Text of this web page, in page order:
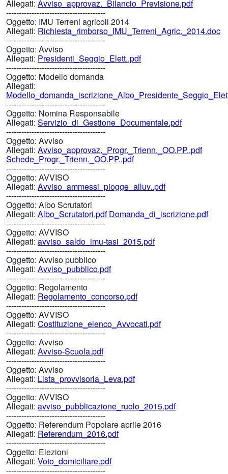
Allegati: Avviso_approvaz._Bilancio_Previsione.pdf
---------------------------------------
Oggetto: IMU Terreni agricoli 2014
Allegati: Richiesta_rimborso_IMU_Terreni_Agric._2014.doc
---------------------------------------
Oggetto: Avviso
Allegati: Presidenti_Seggio_Elett..pdf
---------------------------------------
Oggetto: Modello domanda
Allegati:
---------------------------------------
Oggetto: Nomina Responsabile
Allegati: Servizio_di_Gestione_Documentale.pdf
---------------------------------------
Oggetto: Avviso
Allegati: Avviso_approvaz._Progr._Trienn._OO.PP..pdf
Schede_Progr._Trienn._OO.PP..pdf
---------------------------------------
Oggetto: AVVISO
Allegati: Avviso_ammessi_piogge_alluv..pdf
---------------------------------------
Oggetto: Albo Scrutatori
Allegati: Albo_Scrutatori.pdf Domanda_di_iscrizione.pdf
---------------------------------------
Oggetto: AVVISO
Allegati: avviso_saldo_imu-tasi_2015.pdf
---------------------------------------
Oggetto: Avviso pubblico
Allegati: Avviso_pubblico.pdf
---------------------------------------
Oggetto: Regolamento
Allegati: Regolamento_concorso.pdf
---------------------------------------
Oggetto: AVVISO
Allegati: Costituzione_elenco_Avvocati.pdf
---------------------------------------
Oggetto: Avviso
Allegati: Avviso-Scuola.pdf
---------------------------------------
Oggetto: Avviso
Allegati: Lista_provvisoria_Leva.pdf
---------------------------------------
Oggetto: AVVISO
Allegati: avviso_pubblicazione_ruolo_2015.pdf
---------------------------------------
Oggetto: Referendum Popolare aprile 2016
Allegati: Referendum_2016.pdf
---------------------------------------
Oggetto: Elezioni
Allegati: Voto_domiciliare.pdf
---------------------------------------